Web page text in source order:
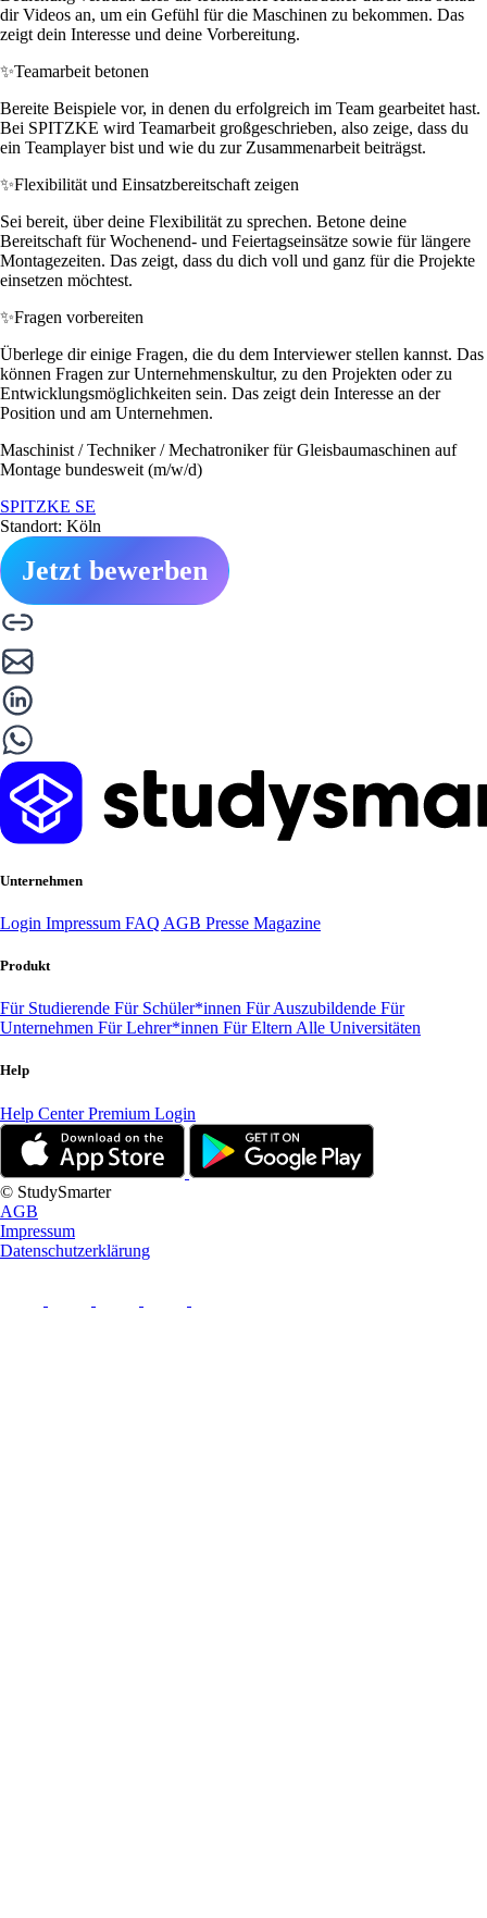
dir Videos an, um ein Gefühl für die Maschinen zu bekommen. Das
zeigt dein Interesse und deine Vorbereitung.
✨Teamarbeit betonen
Bereite Beispiele vor, in denen du erfolgreich im Team gearbeitet hast.
Bei SPITZKE wird Teamarbeit großgeschrieben, also zeige, dass du
ein Teamplayer bist und wie du zur Zusammenarbeit beiträgst.
✨Flexibilität und Einsatzbereitschaft zeigen
Sei bereit, über deine Flexibilität zu sprechen. Betone deine
Bereitschaft für Wochenend- und Feiertagseinsätze sowie für längere
Montagezeiten. Das zeigt, dass du dich voll und ganz für die Projekte
einsetzen möchtest.
✨Fragen vorbereiten
Überlege dir einige Fragen, die du dem Interviewer stellen kannst. Das
können Fragen zur Unternehmenskultur, zu den Projekten oder zu
Entwicklungsmöglichkeiten sein. Das zeigt dein Interesse an der
Position und am Unternehmen.
Maschinist / Techniker / Mechatroniker für Gleisbaumaschinen auf
Montage bundesweit (m/w/d)
SPITZKE SE
Standort: Köln
Jetzt bewerben
Unternehmen
Login Impressum FAQ AGB Presse Magazine
Produkt
Für Studierende Für Schüler*innen Für Auszubildende Für
Unternehmen Für Lehrer*innen Für Eltern Alle Universitäten
Help
Help CenterPremium Login
© StudySmarter
AGB
Impressum
Datenschutzerklärung